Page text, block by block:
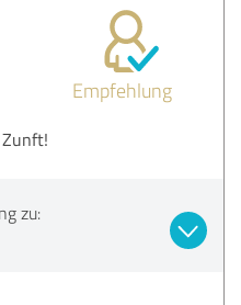
Empfehlung
zu: